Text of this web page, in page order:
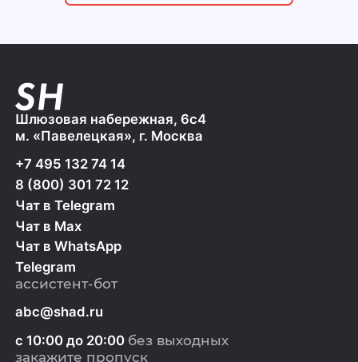
Шлюзовая набережная, 6с4
м. «Павелецкая», г. Москва
+7 495 132 74 14
8 (800) 301 72 12
Чат в Telegram
Чат в Max
Чат в WhatsApp
Telegram
ассистент-бот
abc@shad.ru
с 10:00 до 20:00 без выходных
закажите пропуск